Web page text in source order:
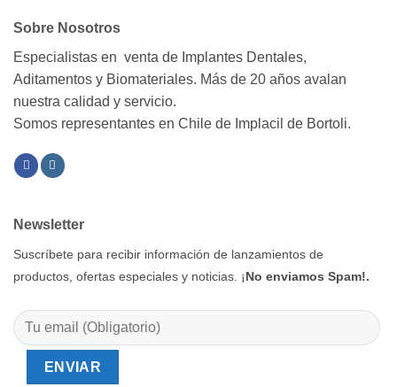
Sobre Nosotros
Especialistas en venta de Implantes Dentales,
Aditamentos y Biomateriales. Más de 20 años avalan
nuestra calidad y servicio.
Somos representantes en Chile de Implacil de Bortoli.
Newsletter
Suscríbete para recibir información de lanzamientos de
productos, ofertas especiales y noticias. ¡No enviamos Spam!.